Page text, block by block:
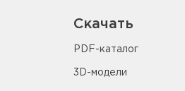
Скачать
PDF-каталог
3D-модели